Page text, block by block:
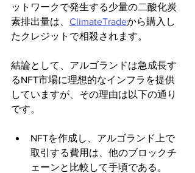
ットワークで発生する少量の二酸化炭
素排出量は、 ClimateTradeから購入し
たクレジットで相殺されます。
結論として、アルゴランドは急成長す
るNFT市場に理想的なインフラを提供
していますが、その理由は以下の通り
です。
NFTを作成し、アルゴランド上で
取引する費用は、他のブロックチ
ェーンと比較して手頃である。